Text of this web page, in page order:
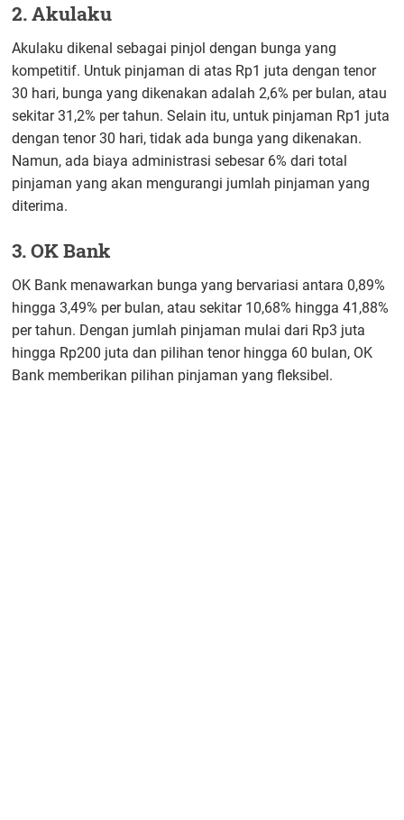
2. Akulaku
Akulaku dikenal sebagai pinjol dengan bunga yang
kompetitif. Untuk pinjaman di atas Rp1 juta dengan tenor
30 hari, bunga yang dikenakan adalah 2,6% per bulan, atau
sekitar 31,2% per tahun. Selain itu, untuk pinjaman Rp1 juta
dengan tenor 30 hari, tidak ada bunga yang dikenakan.
Namun, ada biaya administrasi sebesar 6% dari total
pinjaman yang akan mengurangi jumlah pinjaman yang
diterima.
3. OK Bank
OK Bank menawarkan bunga yang bervariasi antara 0,89%
hingga 3,49% per bulan, atau sekitar 10,68% hingga 41,88%
per tahun. Dengan jumlah pinjaman mulai dari Rp3 juta
hingga Rp200 juta dan pilihan tenor hingga 60 bulan, OK
Bank memberikan pilihan pinjaman yang fleksibel.